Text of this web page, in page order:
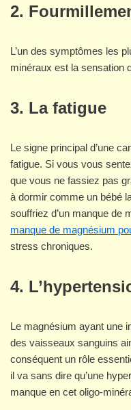
2.
L’un des symptômes les
minéraux est la sensation
3. La fatigue
Le signe principal d’une
fatigue. Si vous vous
que vous ne fassiez pas
à dormir comme un bébé
souffriez d’un manque de
manque de magnésium
stress chroniques.
4.
Le magnésium ayant une
des vaisseaux sanguins
conséquent un rôle
il va sans dire qu’une
manque en cet oligo-